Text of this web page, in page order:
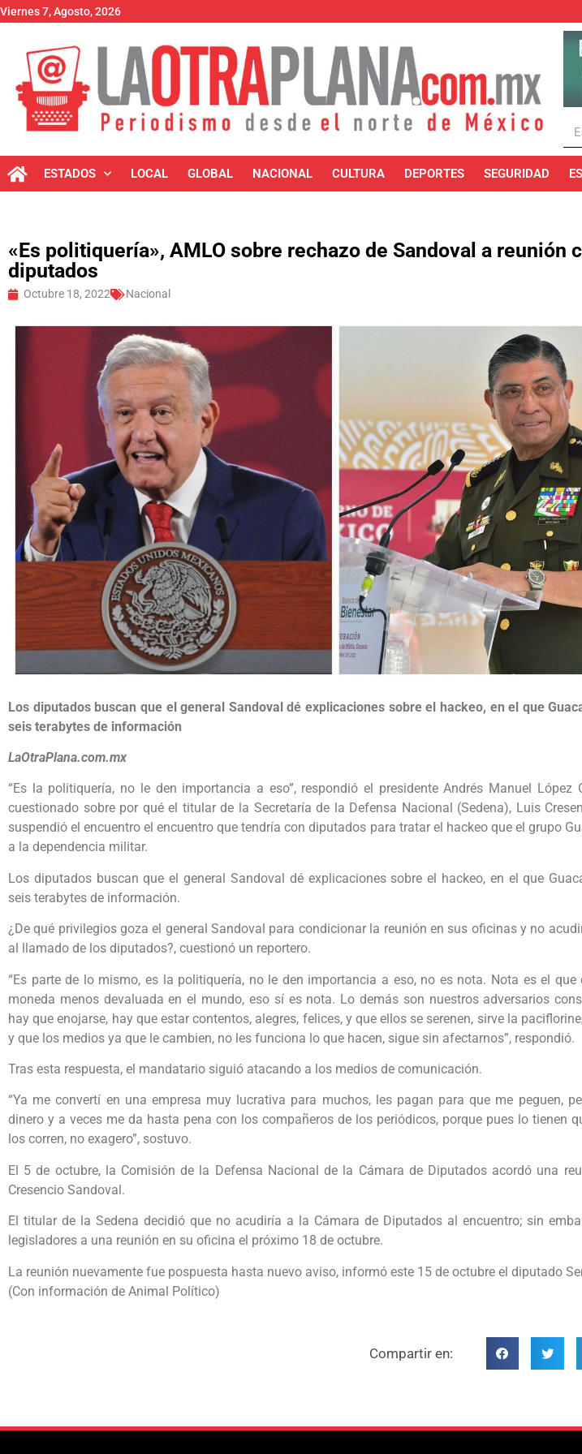
Viernes 7, Agosto, 2026
ESTADOS LOCAL GLOBAL NACIONAL CULTURA DEPORTES SEGURIDAD
«Es politiquería», AMLO sobre rechazo de Sandoval a reunión
diputados
Octubre 18, 2022 Nacional
Los diputados buscan que el general Sandoval dé explicaciones sobre el hackeo, en el que
seis terabytes de información
LaOtraPlana.com.mx
“Es la politiquería, no le den importancia a eso”, respondió el presidente Andrés Manuel López
cuestionado sobre por qué el titular de la Secretaría de la Defensa Nacional (Sedena), Luis
suspendió el encuentro el encuentro que tendría con diputados para tratar el hackeo que el grupo
a la dependencia militar.
Los diputados buscan que el general Sandoval dé explicaciones sobre el hackeo, en el que
seis terabytes de información.
¿De qué privilegios goza el general Sandoval para condicionar la reunión en sus oficinas y no
al llamado de los diputados?, cuestionó un reportero.
“Es parte de lo mismo, es la politiquería, no le den importancia a eso, no es nota. Nota es el que
moneda menos devaluada en el mundo, eso sí es nota. Lo demás son nuestros adversarios
hay que enojarse, hay que estar contentos, alegres, felices, y que ellos se serenen, sirve la
y que los medios ya que le cambien, no les funciona lo que hacen, sigue sin afectarnos”, respondió.
Tras esta respuesta, el mandatario siguió atacando a los medios de comunicación.
“Ya me convertí en una empresa muy lucrativa para muchos, les pagan para que me peguen,
dinero y a veces me da hasta pena con los compañeros de los periódicos, porque pues lo tienen
los corren, no exagero”, sostuvo.
El 5 de octubre, la Comisión de la Defensa Nacional de la Cámara de Diputados acordó una
Cresencio Sandoval.
El titular de la Sedena decidió que no acudiría a la Cámara de Diputados al encuentro; sin
legisladores a una reunión en su oficina el próximo 18 de octubre.
La reunión nuevamente fue pospuesta hasta nuevo aviso, informó este 15 de octubre el diputado
(Con información de Animal Político)
Compartir en: